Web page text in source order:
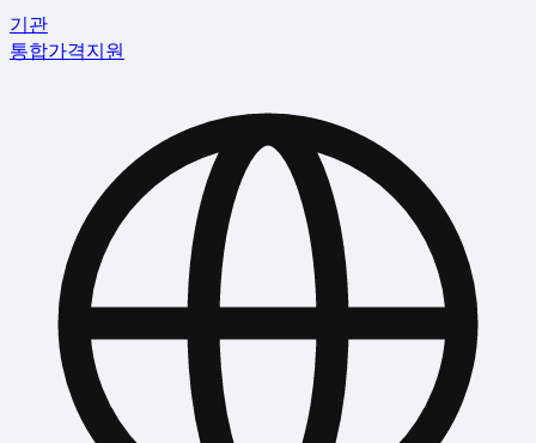
기관
통합가격지원